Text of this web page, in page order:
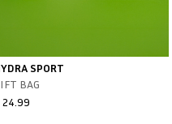
SPORT
BAG
24.99